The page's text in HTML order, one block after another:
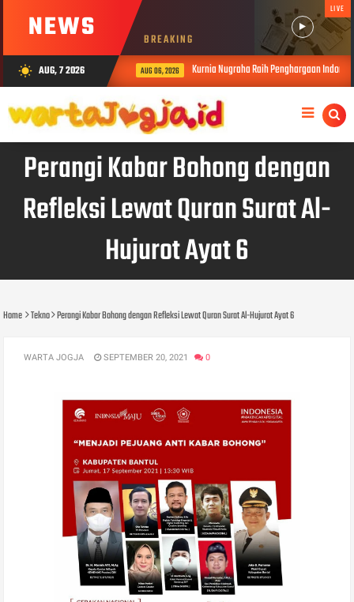
NEWS BREAKING
LIVE
wb_sunny AUG, 7 2026 AUG 06, 2026 Kurnia Nugraha Raih Penghargaan
Perangi Kabar Bohong dengan
Refleksi Lewat Quran Surat Al-
Hujurot Ayat 6
Home Tekno Perangi Kabar Bohong dengan Refleksi Lewat Quran Surat Al-Hujurot Ayat 6
WARTA JOGJA SEPTEMBER 20, 2021 0